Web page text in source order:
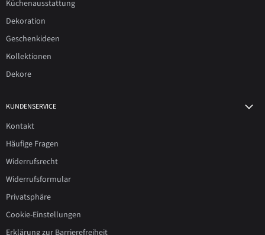
Küchenausstattung
Dekoration
Geschenkideen
Kollektionen
Dekore
KUNDENSERVICE
Kontakt
Häufige Fragen
Widerrufsrecht
Widerrufsformular
Privatsphäre
Cookie-Einstellungen
Erklärung zur Barrierefreiheit